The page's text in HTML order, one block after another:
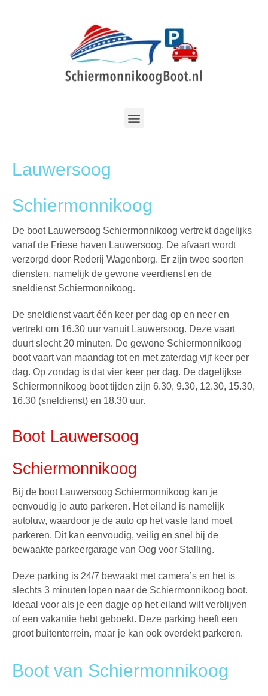
Lauwersoog
Schiermonnikoog
De boot Lauwersoog Schiermonnikoog vertrekt dagelijks
vanaf de Friese haven Lauwersoog. De afvaart wordt
verzorgd door Rederij Wagenborg. Er zijn twee soorten
diensten, namelijk de gewone veerdienst en de
sneldienst Schiermonnikoog.
De sneldienst vaart één keer per dag op en neer en
vertrekt om 16.30 uur vanuit Lauwersoog. Deze vaart
duurt slecht 20 minuten. De gewone Schiermonnikoog
bootvaart van maandag tot en met zaterdag vijf keer per
dag. Op zondag is dat vier keer per dag. De dagelijkse
Schiermonnikoog boot tijden zijn 6.30, 9.30, 12.30, 15.30,
16.30 (sneldienst) en 18.30 uur.
Boot Lauwersoog
Schiermonnikoog
Bij de boot Lauwersoog Schiermonnikoog kan je
eenvoudig je auto parkeren. Het eiland is namelijk
autoluw, waardoor je de auto op het vaste land moet
parkeren. Dit kan eenvoudig, veilig en snel bij de
bewaakte parkeergarage van Oog voor Stalling.
Deze parking is 24/7 bewaakt met camera’s en het is
slechts 3 minuten lopen naar de Schiermonnikoog boot.
Ideaal voor als je een dagje op het eiland wilt verblijven
of een vakantie hebt geboekt. Deze parking heeft een
groot buitenterrein, maar je kan ook overdekt parkeren.
Boot van Schiermonnikoog